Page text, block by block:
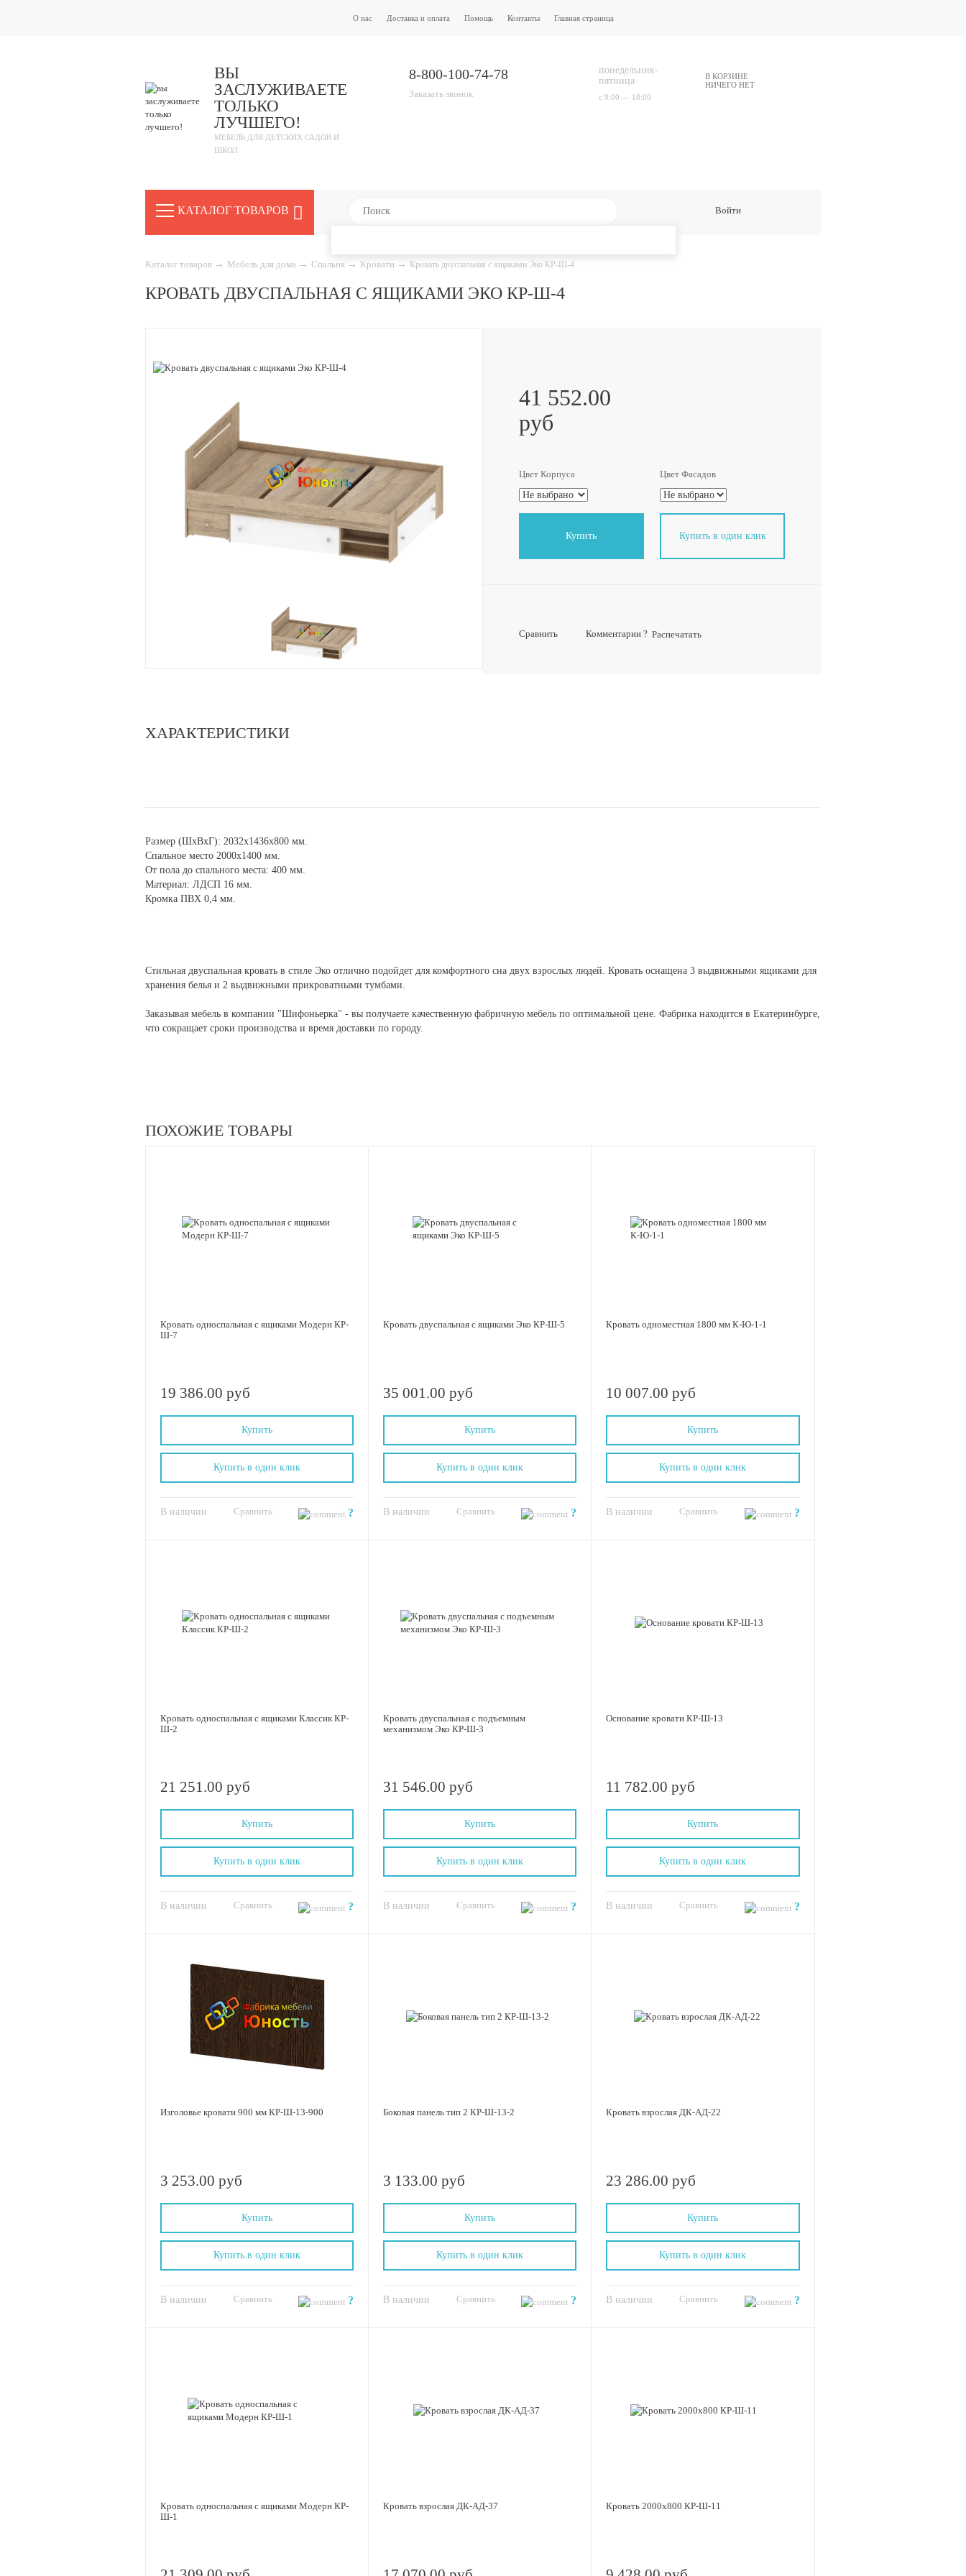
О нас Доставка и оплата Помощь Контакты Главная страница
ВЫ
ЗАСЛУЖИВАЕТЕ
ТОЛЬКО
ЛУЧШЕГО!
МЕБЕЛЬ ДЛЯ ДЕТСКИХ САДОВ И
ШКОЛ
8-800-100-74-78
Заказать звонок
понедельник-
пятница
с 9:00 — 18:00
В КОРЗИНЕ
НИЧЕГО НЕТ
КАТАЛОГ ТОВАРОВ Войти
Каталог товаров → Мебель для дома → Спальня → Кровати → Кровать двуспальная с ящиками Эко КР-Ш-4
КРОВАТЬ ДВУСПАЛЬНАЯ С ЯЩИКАМИ ЭКО КР-Ш-4
41 552.00
руб
Цвет Корпуса Цвет Фасадов
Купить Купить в один клик
Сравнить Комментарии ? Распечатать
ХАРАКТЕРИСТИКИ
Размер (ШхВхГ): 2032х1436х800 мм.
Спальное место 2000х1400 мм.
От пола до спального места: 400 мм.
Материал: ЛДСП 16 мм.
Кромка ПВХ 0,4 мм.
Стильная двуспальная кровать в стиле Эко отлично подойдет для комфортного сна двух взрослых людей. Кровать оснащена 3 выдвижными ящиками для
хранения белья и 2 выдвижными прикроватными тумбами.
Заказывая мебель в компании "Шифоньерка" - вы получаете качественную фабричную мебель по оптимальной цене. Фабрика находится в Екатеринбурге,
что сокращает сроки производства и время доставки по городу.
ПОХОЖИЕ ТОВАРЫ
Кровать односпальная с ящиками Модерн КР-
Ш-7
19 386.00 руб
Купить
В наличии Сравнить ?
Купить в один клик
Кровать двуспальная с ящиками Эко КР-Ш-5
35 001.00 руб
Купить
В наличии Сравнить ?
Купить в один клик
Кровать одноместная 1800 мм К-Ю-1-1
10 007.00 руб
Купить
В наличии Сравнить ?
Купить в один клик
Кровать односпальная с ящиками Классик КР-
Ш-2
21 251.00 руб
Купить
В наличии Сравнить ?
Купить в один клик
Кровать двуспальная с подъемным
механизмом Эко КР-Ш-3
31 546.00 руб
Купить
В наличии Сравнить ?
Купить в один клик
Основание кровати КР-Ш-13
11 782.00 руб
Купить
В наличии Сравнить ?
Купить в один клик
Изголовье кровати 900 мм КР-Ш-13-900
3 253.00 руб
Купить
В наличии Сравнить ?
Купить в один клик
Боковая панель тип 2 КР-Ш-13-2
3 133.00 руб
Купить
В наличии Сравнить ?
Купить в один клик
Кровать взрослая ДК-АД-22
23 286.00 руб
Купить
В наличии Сравнить ?
Купить в один клик
Кровать односпальная с ящиками Модерн КР-
Ш-1
Кровать взрослая ДК-АД-37 Кровать 2000х800 КР-Ш-11